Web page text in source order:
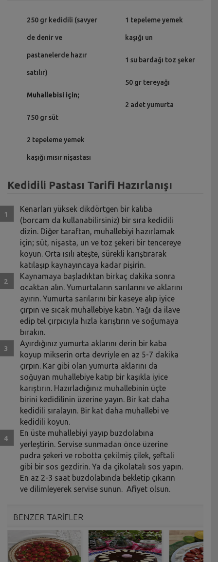
250 gr kedidili (savyer
de denir ve
pastanelerde hazır
satılır)
Muhallebisi için;
750 gr süt
2 tepeleme yemek
kaşığı mısır nişastası
1 tepeleme yemek
kaşığı un
1 su bardağı toz şeker
50 gr tereyağı
2 adet yumurta
Kedidili Pastası Tarifi Hazırlanışı
Kenarları yüksek dikdörtgen bir kalıba
(borcam da kullanabilirsiniz) bir sıra kedidili
dizin. Diğer taraftan, muhallebiyi hazırlamak
için; süt, nişasta, un ve toz şekeri bir tencereye
koyun. Orta ısılı ateşte, sürekli karıştırarak
katılaşıp kaynayıncaya kadar pişirin.
Kaynamaya başladıktan birkaç dakika sonra
ocaktan alın. Yumurtaların sarılarını ve aklarını
ayırın. Yumurta sarılarını bir kaseye alıp iyice
çırpın ve sıcak muhallebiye katın. Yağı da ilave
edip tel çırpıcıyla hızla karıştırın ve soğumaya
bırakın.
Ayırdığınız yumurta aklarını derin bir kaba
koyup mikserin orta devriyle en az 5-7 dakika
çırpın. Kar gibi olan yumurta aklarını da
soğuyan muhallebiye katıp bir kaşıkla iyice
karıştırın. Hazırladığınız muhallebinin üçte
birini kedidilinin üzerine yayın. Bir kat daha
kedidili sıralayın. Bir kat daha muhallebi ve
kedidili koyun.
En üste muhallebiyi yayıp buzdolabına
yerleştirin. Servise sunmadan önce üzerine
pudra şekeri ve robotta çekilmiş çilek, şeftali
gibi bir sos gezdirin. Ya da çikolatalı sos yapın.
En az 2-3 saat buzdolabında bekletip çıkarın
ve dilimleyerek servise sunun. Afiyet olsun.
BENZER TARİFLER